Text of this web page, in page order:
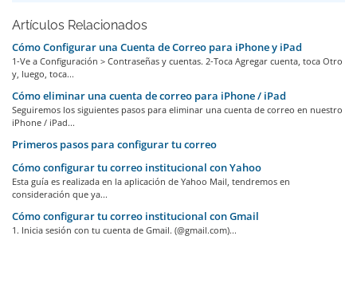
Artículos Relacionados
Cómo Configurar una Cuenta de Correo para iPhone y iPad
1-Ve a Configuración > Contraseñas y cuentas. 2-Toca Agregar cuenta, toca Otro
y, luego, toca...
Cómo eliminar una cuenta de correo para iPhone / iPad
Seguiremos los siguientes pasos para eliminar una cuenta de correo en nuestro
iPhone / iPad...
Primeros pasos para configurar tu correo
Cómo configurar tu correo institucional con Yahoo
Esta guía es realizada en la aplicación de Yahoo Mail, tendremos en
consideración que ya...
Cómo configurar tu correo institucional con Gmail
1. Inicia sesión con tu cuenta de Gmail. (@gmail.com)...